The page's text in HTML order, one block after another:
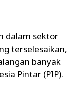
dalam sektor
terselesaikan,
banyak
Pintar (PIP).